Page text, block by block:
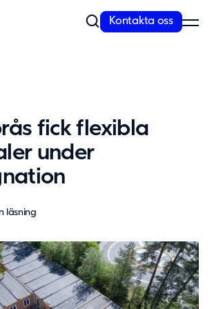
och skalbar teknik
är inbyggt i alla våra koncept. Vi erbjuder
lösningar...
Kontakta oss
fick flexibla
under
läsning